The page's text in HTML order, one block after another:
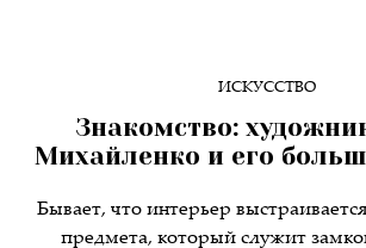
ИСКУССТВО
Знакомство:
Михайленко и его
Бывает, что интерьер
предмета, который служит